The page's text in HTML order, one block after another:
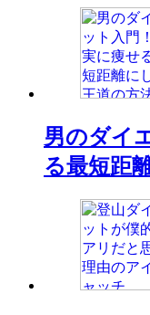
男のダイ
る最短距